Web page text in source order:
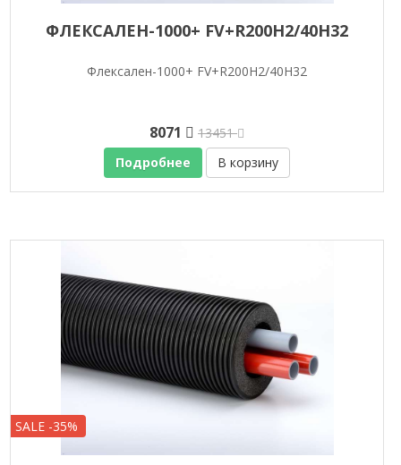
ФЛЕКСАЛЕН-1000+ FV+R200H2/40H32
Флексален-1000+ FV+R200H2/40H32
8071
13451
Подробнее
В корзину
SALE -35%